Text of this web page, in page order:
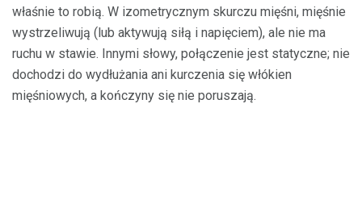
właśnie to robią. W izometrycznym skurczu mięśni, mięśnie
wystrzeliwują (lub aktywują siłą i napięciem), ale nie ma
ruchu w stawie. Innymi słowy, połączenie jest statyczne; nie
dochodzi do wydłużania ani kurczenia się włókien
mięśniowych, a kończyny się nie poruszają.